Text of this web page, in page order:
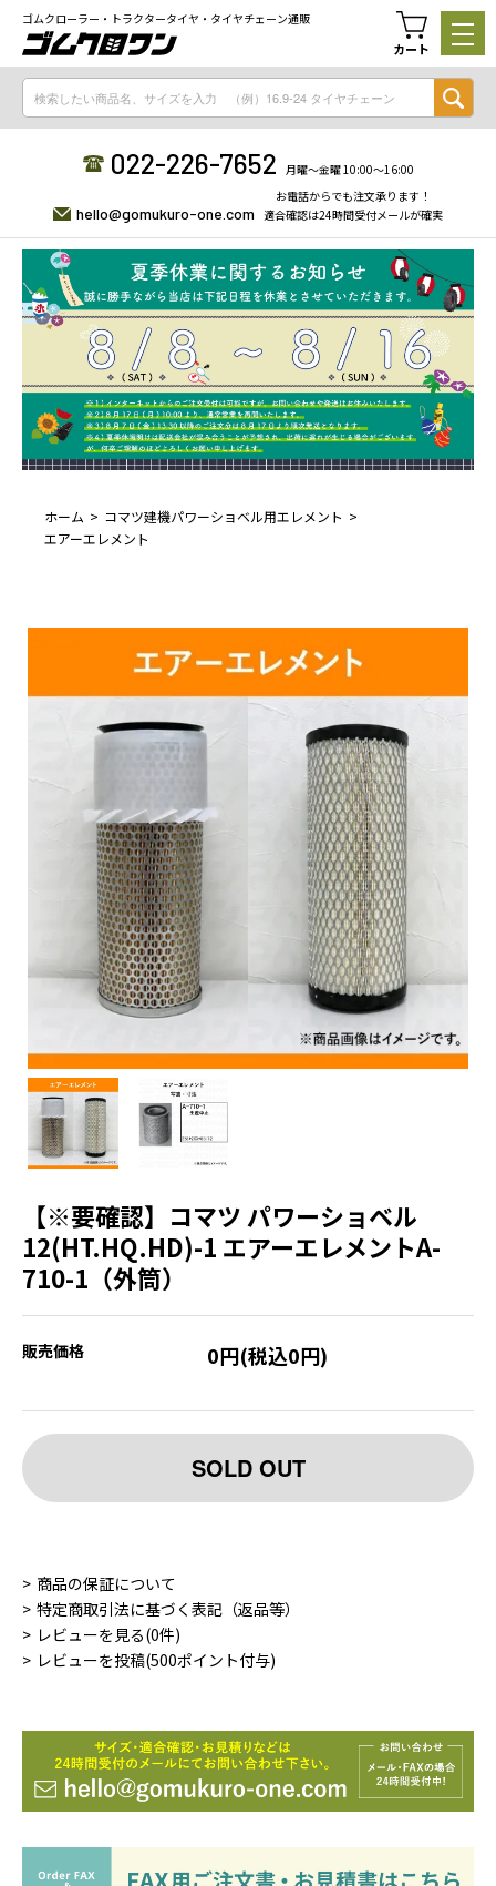
ゴムクローラー・トラクタータイヤ・タイヤチェーン通販
カート
022-226-7652 月曜〜金曜 10:00〜16:00
hello@gomukuro-one.com
お電話からでも注文承ります！
適合確認は24時間受付メールが確実
ホーム
コマツ建機パワーショベル用エレメント
エアーエレメント
【※要確認】コマツ パワーショベル
12(HT.HQ.HD)-1 エアーエレメントA-
710-1（外筒）
販売価格 0円(税込0円)
SOLD OUT
商品の保証について
特定商取引法に基づく表記（返品等）
レビューを見る(0件)
レビューを投稿(500ポイント付与)